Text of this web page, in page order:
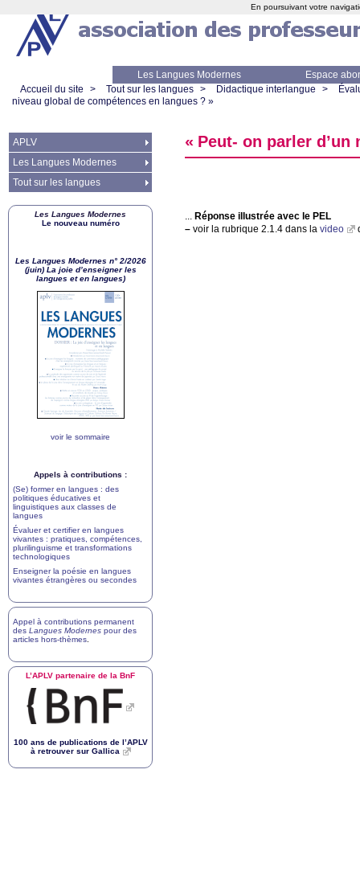
Les Langues Modernes
Espace
Accueil du site
> Tout sur les langues > Didactique interlangue >
niveau global de compétences en langues ? »
« Peut- on parler
... Réponse illustrée avec le PEL
– voir la rubrique 2.1.4 dans la video
APLV
Les Langues Modernes
Tout sur les langues
Les Langues Modernes
Le nouveau numéro
Les Langues Modernes n° 2/2026
(juin) La joie d’enseigner les
langues et en langues)
voir le sommaire
Appels à contributions :
(Se) former en langues : des
politiques éducatives et
linguistiques aux classes de
langues
Évaluer et certifier en langues
vivantes : pratiques, compétences,
plurilinguisme et transformations
technologiques
Enseigner la poésie en langues
vivantes étrangères ou secondes
Appel à contributions permanent
des Langues Modernes pour des
articles hors-thèmes
L’APLV partenaire de la BnF
100 ans de publications de l’APLV
à retrouver sur Gallica
En poursuivant votre